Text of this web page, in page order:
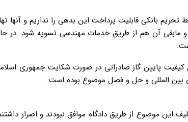
بانکی قابلیت پرداخت این بدهی را نداریم و آنها
مابقی آن هم از طریق خدمات مهندسی تسویه شود. در
کیفیت پایین گاز صادراتی در صورت شکایت جمهوری
بین المللی و حل و فصل موضوع بوده است.
موضوع از طریق دادگاه موافق نبودند و اصرار